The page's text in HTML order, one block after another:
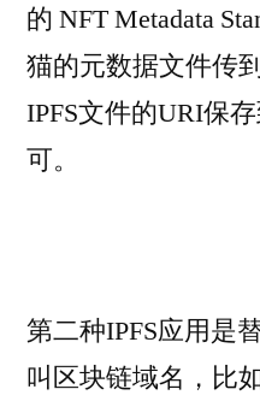
的 NFT Metadata
猫的元数据文件传
IPFS文件的URI保
可。
第二种IPFS应用是
叫区块链域名，比